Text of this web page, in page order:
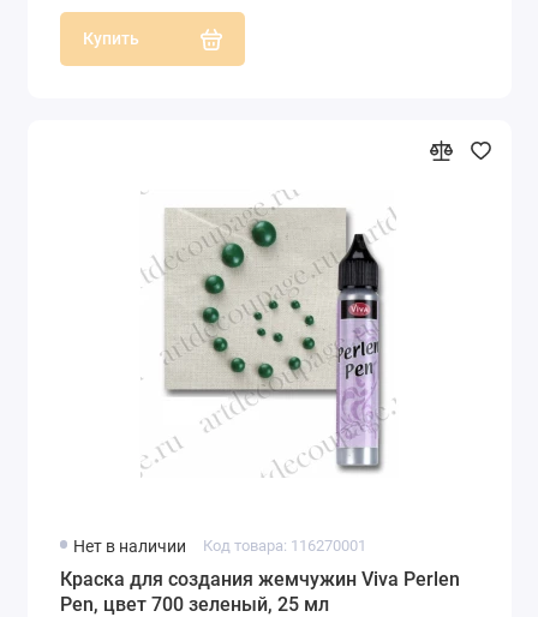
Купить
Нет в наличии Код товара: 116270001
Краска для создания жемчужин Viva Perlen
Pen, цвет 700 зеленый, 25 мл